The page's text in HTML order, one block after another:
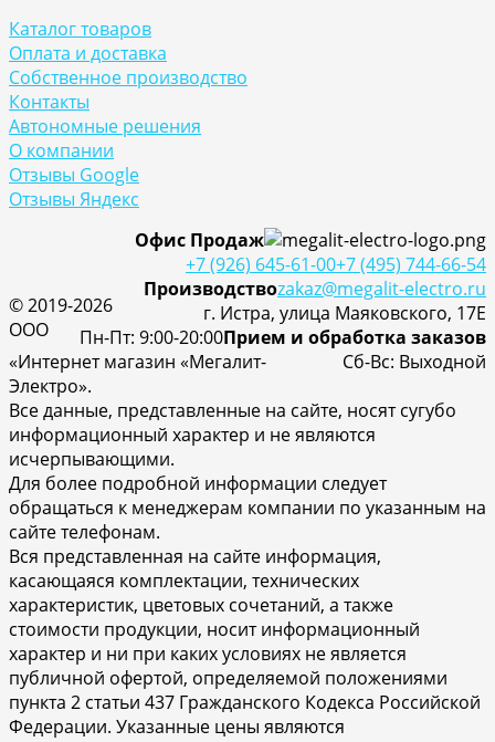
Каталог товаров
Оплата и доставка
Собственное производство
Контакты
Автономные решения
О компании
Отзывы Google
Отзывы Яндекс
Офис Продаж
+7 (495) 744-66-54
+7 (926) 645-61-00
zakaz@megalit-electro.ru
Производство
г. Истра, улица Маяковского, 17Е
Прием и обработка заказов
Пн-Пт: 9:00-20:00
Cб-Вс: Выходной
© 2019-2026
ООО
«Интернет магазин «Мегалит-
Электро».
Все данные, представленные на сайте, носят сугубо
информационный характер и не являются
исчерпывающими.
Для более подробной информации следует
обращаться к менеджерам компании по указанным на
сайте телефонам.
Вся представленная на сайте информация,
касающаяся комплектации, технических
характеристик, цветовых сочетаний, а также
стоимости продукции, носит информационный
характер и ни при каких условиях не является
публичной офертой, определяемой положениями
пункта 2 статьи 437 Гражданского Кодекса Российской
Федерации. Указанные цены являются